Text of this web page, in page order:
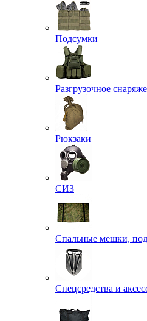
Подсумки
Разгрузочное
Рюкзаки
СИЗ
Спальные мешки,
Спецсредства и